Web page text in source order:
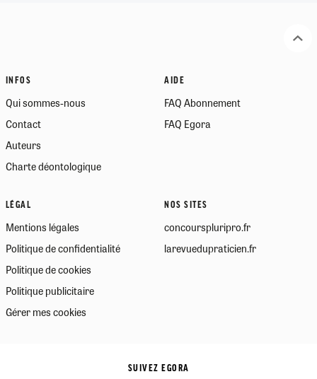
INFOS
Qui sommes-nous
Contact
Auteurs
Charte déontologique
AIDE
FAQ Abonnement
FAQ Egora
LÉGAL
Mentions légales
Politique de confidentialité
Politique de cookies
Politique publicitaire
Gérer mes cookies
NOS SITES
concourspluripro.fr
larevuedupraticien.fr
SUIVEZ EGORA